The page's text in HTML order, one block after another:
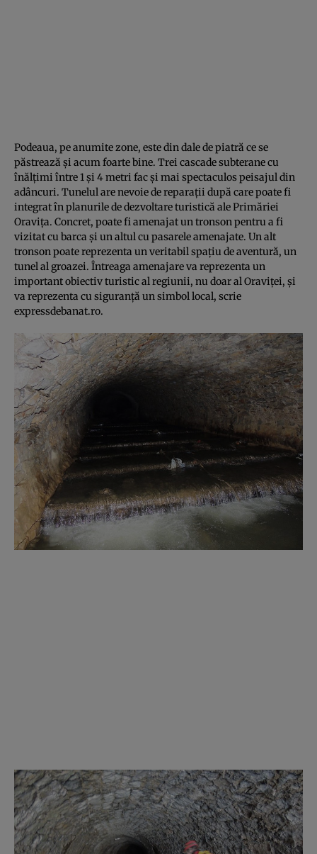
Podeaua, pe anumite zone, este din dale de piatră ce se
păstrează şi acum foarte bine. Trei cascade subterane cu
înălţimi între 1 şi 4 metri fac şi mai spectaculos peisajul din
adâncuri. Tunelul are nevoie de reparaţii după care poate fi
integrat în planurile de dezvoltare turistică ale Primăriei
Oraviţa. Concret, poate fi amenajat un tronson pentru a fi
vizitat cu barca şi un altul cu pasarele amenajate. Un alt
tronson poate reprezenta un veritabil spaţiu de aventură, un
tunel al groazei. Întreaga amenajare va reprezenta un
important obiectiv turistic al regiunii, nu doar al Oraviţei, şi
va reprezenta cu siguranţă un simbol local, scrie
expressdebanat.ro.